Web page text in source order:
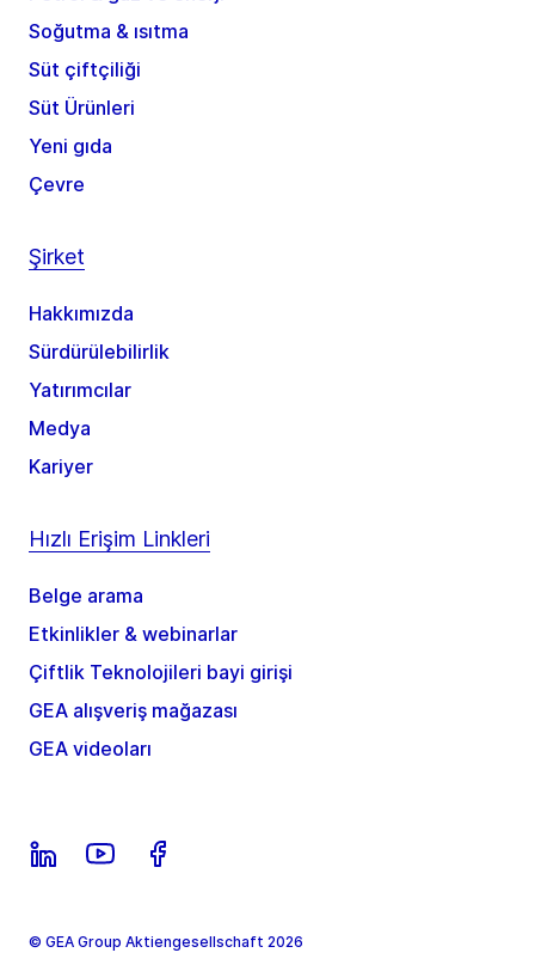
Soğutma & ısıtma
Süt çiftçiliği
Süt Ürünleri
Yeni gıda
Çevre
Şirket
Hakkımızda
Sürdürülebilirlik
Yatırımcılar
Medya
Kariyer
Hızlı Erişim Linkleri
Belge arama
Etkinlikler & webinarlar
Çiftlik Teknolojileri bayi girişi
GEA alışveriş mağazası
GEA videoları
© GEA Group Aktiengesellschaft 2026